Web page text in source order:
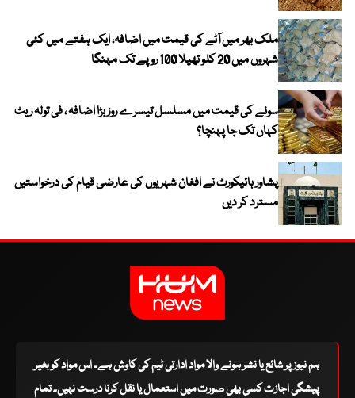
ملک بھر میں آٹے کی قیمت میں اضافہ، ایک ہفتے میں کئی
شہروں میں 20 کلو تھیلا 100 روپے تک مہنگا
سونے کی قیمت میں مسلسل تیسرے روز بڑا اضافہ ، فی تولہ ریٹ
کہاں تک جا پہنچا؟
پشاور ہائیکورٹ نے افغان شہریوں کی عارضی قیام کی درخواستیں
مسترد کر دیں
ہم نیوز پر شائع یا نشر ہونے والا مواد ادارتی ٹیم کی کاوش ہے۔ اس مواد کو بغیر
پیشگی اجازت کسی بھی صورت میں استعمال یا نقل کرنا درست نہیں۔ تمام